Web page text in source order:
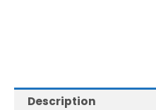
Description